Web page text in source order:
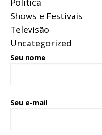
Politica
Shows e Festivais
Televisão
Uncategorized
Seu nome
Seu e-mail